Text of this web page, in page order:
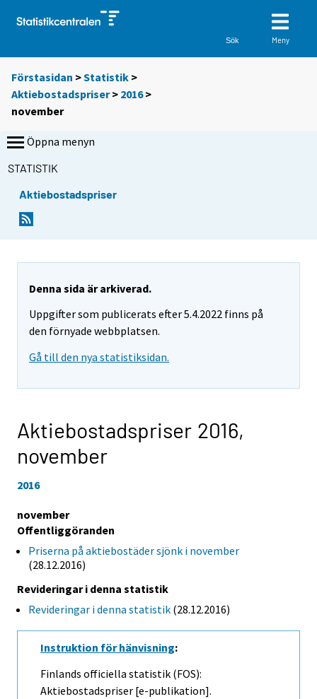
Sök Meny
Förstasidan >Statistik >
Aktiebostadspriser> 2016>
november
Öppna menyn
STATISTIK
Aktiebostadspriser
Denna sida är arkiverad.
Uppgifter som publicerats efter 5.4.2022 finns på
den förnyade webbplatsen.
Gå till den nya statistiksidan.
Aktiebostadspriser 2016,
november
2016
november
Offentliggöranden
Priserna på aktiebostäder sjönk i november
(28.12.2016)
Revideringar i denna statistik
Revideringar i denna statistik (28.12.2016)
Instruktion för hänvisning:
Finlands officiella statistik (FOS):
Aktiebostadspriser [e-publikation].